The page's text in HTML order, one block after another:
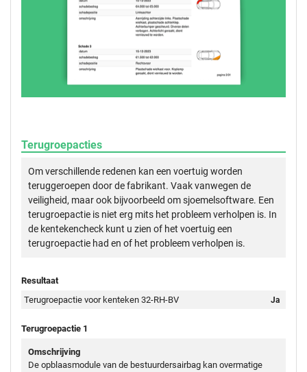
Terugroepacties
Om verschillende redenen kan een voertuig worden
teruggeroepen door de fabrikant. Vaak vanwegen de
veiligheid, maar ook bijvoorbeeld om sjoemelsoftware. Een
terugroepactie is niet erg mits het probleem verholpen is. In
de kentekencheck kunt u zien of het voertuig een
terugroepactie had en of het probleem verholpen is.
Resultaat
Terugroepactie voor kenteken 32-RH-BV
Ja
Terugroepactie 1
Omschrijving
De opblaasmodule van de bestuurdersairbag kan overmatige